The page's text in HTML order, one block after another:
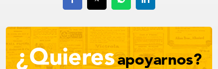
¿Quieresapoyarnos?